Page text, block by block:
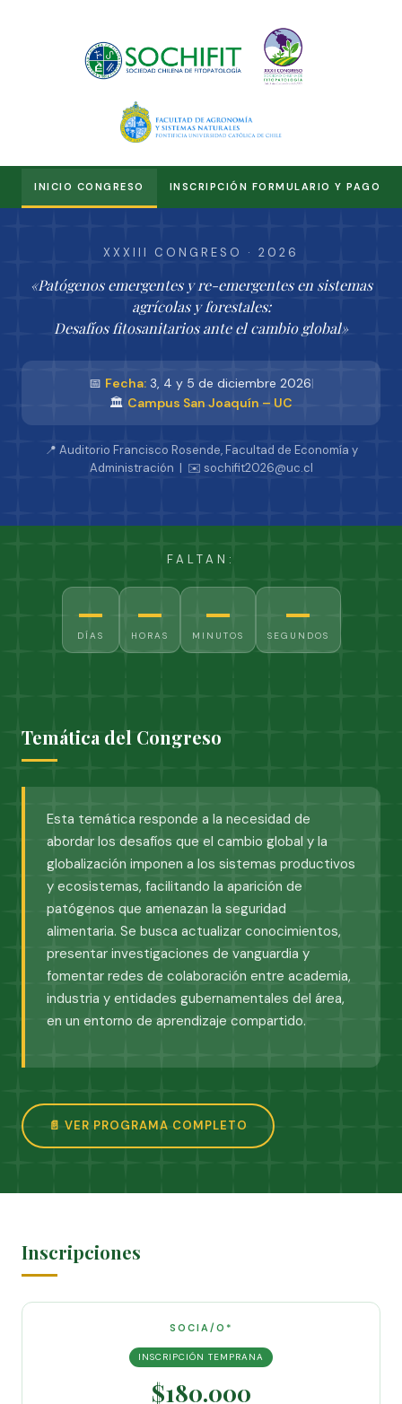
INICIO CONGRESO INSCRIPCIÓN FORMULARIO Y PAGO
XXXIII CONGRESO · 2026
«Patógenos emergentes y re-emergentes en sistemas
agrícolas y forestales:
Desafíos fitosanitarios ante el cambio global»
📅 Fecha:3, 4 y 5 de diciembre 2026|
🏛️ Campus San Joaquín – UC
📍 Auditorio Francisco Rosende, Facultad de Economía y
Administración | ✉️ sochifit2026@uc.cl
FALTAN:
—
DÍAS
—
HORAS
—
MINUTOS
—
SEGUNDOS
Temática del Congreso
Esta temática responde a la necesidad de
abordar los desafíos que el cambio global y la
globalización imponen a los sistemas productivos
y ecosistemas, facilitando la aparición de
patógenos que amenazan la seguridad
alimentaria. Se busca actualizar conocimientos,
presentar investigaciones de vanguardia y
fomentar redes de colaboración entre academia,
industria y entidades gubernamentales del área,
en un entorno de aprendizaje compartido.
📄 VER PROGRAMA COMPLETO
Inscripciones
SOCIA/O*
INSCRIPCIÓN TEMPRANA
$180.000